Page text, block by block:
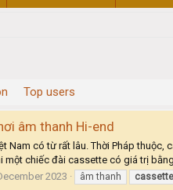
Top users
âm thanh Hi-end
Nam có từ rất lâu. Thời Pháp
chiếc đài cassette có giá trị
2023 âm thanh cassette